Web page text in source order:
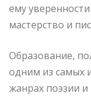
ему
мастерство и
Образование,
одним из самых
жанрах поэзии и